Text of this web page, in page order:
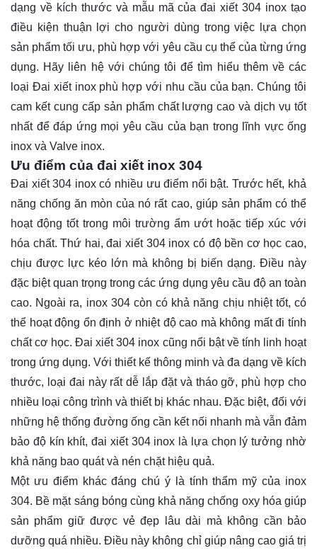
dạng về kích thước và mẫu mã của đai xiết 304 inox tạo
điều kiện thuận lợi cho người dùng trong việc lựa chọn
sản phẩm tối ưu, phù hợp với yêu cầu cụ thể của từng ứng
dụng. Hãy
liên hệvới chúng tôi để tìm hiểu thêm về các
loại Đai xiết inox phù hợp với nhu cầu của bạn. Chúng tôi
cam kết cung cấp sản phẩm chất lượng cao và dịch vụ tốt
nhất để đáp ứng mọi yêu cầu của bạn trong lĩnh vực ống
inox và Valve inox.
Ưu điểm của đai xiết inox 304
Đai xiết 304 inox có nhiều ưu điểm nổi bật. Trước hết, khả
năng chống ăn mòn của nó rất cao, giúp sản phẩm có thể
hoạt động tốt trong môi trường ẩm ướt hoặc tiếp xúc với
hóa chất. Thứ hai, đai xiết 304 inox có độ bền cơ học cao,
chịu được lực kéo lớn mà không bị biến dạng. Điều này
đặc biệt quan trọng trong các ứng dụng yêu cầu độ an toàn
cao. Ngoài ra, inox 304 còn có khả năng chịu nhiệt tốt, có
thể hoạt động ổn định ở nhiệt độ cao mà không mất đi tính
chất cơ học. Đai xiết 304 inox cũng nổi bật về tính linh hoạt
trong ứng dụng. Với thiết kế thông minh và đa dạng về kích
thước, loại đai này rất dễ lắp đặt và tháo gỡ, phù hợp cho
nhiều loại công trình và thiết bị khác nhau. Đặc biệt, đối với
những hệ thống đường ống cần kết nối nhanh mà vẫn đảm
bảo độ kín khít, đai xiết 304 inox là lựa chọn lý tưởng nhờ
khả năng bao quát và nén chặt hiệu quả.
Một ưu điểm khác đáng chú ý là tính thẩm mỹ của inox
304. Bề mặt sáng bóng cùng khả năng chống oxy hóa giúp
sản phẩm giữ được vẻ đẹp lâu dài mà không cần bảo
dưỡng quá nhiều. Điều này không chỉ giúp nâng cao giá trị